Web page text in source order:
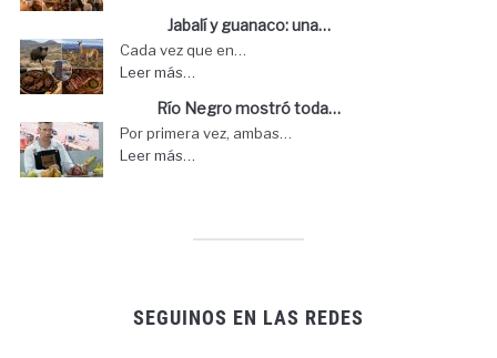
Jabalí y guanaco: una…
Cada vez que en…
Leer más…
Río Negro mostró toda…
Por primera vez, ambas…
Leer más…
SEGUINOS EN LAS REDES